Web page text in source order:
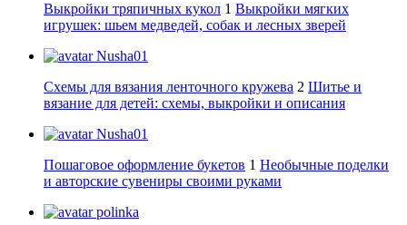
Выкройки тряпичных кукол 1 Выкройки мягких
игрушек: шьем медведей, собак и лесных зверей
Nusha01
Схемы для вязания ленточного кружева 2 Шитье и
вязание для детей: схемы, выкройки и описания
Nusha01
Пошаговое оформление букетов 1 Необычные поделки
и авторские сувениры своими руками
polinka